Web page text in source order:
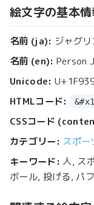
絵文字の基本
名前 (ja): ジャグ
名前 (en): Person
Unicode:
HTMLコード:
CSSコード
カテゴリー: スポー
キーワード: 人, ス
ボール, 投げる, パ